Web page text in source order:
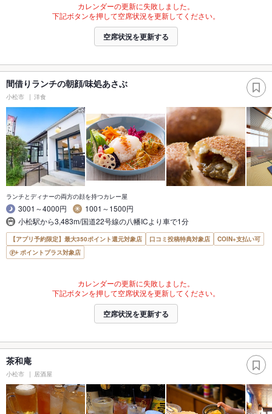
カレンダーの更新に失敗しました。
下記ボタンを押して空席状況を更新してください。
空席状況を更新する
間借りランチの朝顔/味処あさぶ
小松市 洋食
ランチとディナーの両方の顔を持つカレー屋
3001～4000円
1001～1500円
小松駅から3,483m/国道22号線の八幡ICより車で1分
【アプリ予約限定】最大350ポイント還元対象店 口コミ投稿特典対象店
COIN+支払い可
ポイントプラス対象店
カレンダーの更新に失敗しました。
下記ボタンを押して空席状況を更新してください。
空席状況を更新する
茶和庵
小松市 居酒屋